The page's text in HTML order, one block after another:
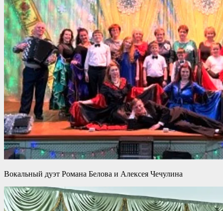
Вокальный дуэт Романа Белова и Алексея Чечулина